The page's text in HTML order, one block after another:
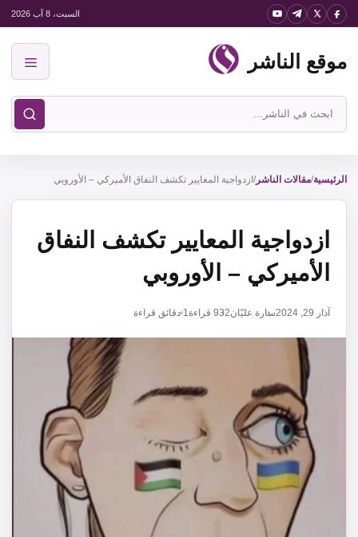
انتقل
المحتوى
السبت، 8 آب 2026
موقع الناشر
ابحث
في
الناشر
الرئيسية/مقالات الناشر/ ازدواجية المعايير تكشف النفاق الأميركي – الأوروبي
ازدواجية المعايير تكشف النفاق
الأميركي – الأوروبي
آذار 29, 2024 سارة عليّان932 قراءة1 دقائق قراءة